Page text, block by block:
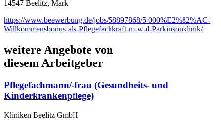
14547 Beelitz, Mark
https://www.beewerbung.de/jobs/58897868/5-000%E2%82%AC-
Willkommensbonus-als-Pflegefachkraft-m-w-d-Parkinsonklinik/
weitere Angebote von
diesem Arbeitgeber
Pflegefachmann/-frau (Gesundheits- und
Kinderkrankenpflege)
Kliniken Beelitz GmbH